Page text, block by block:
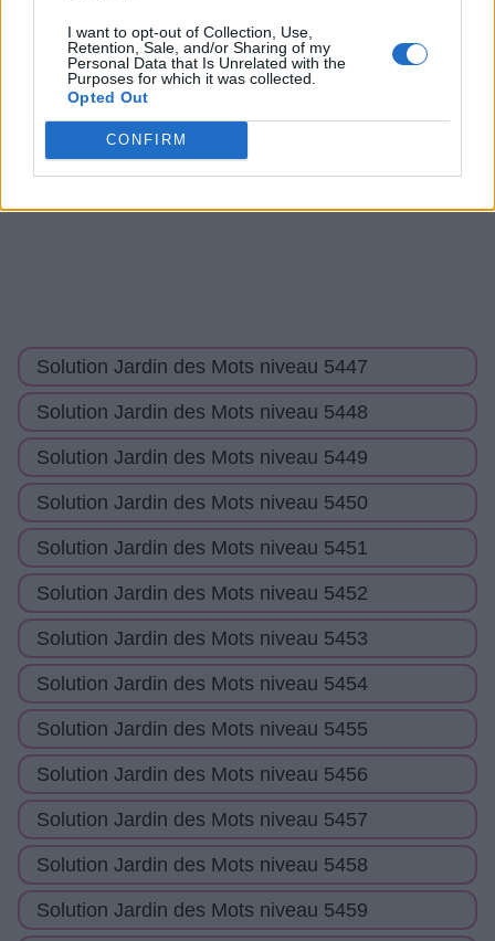
I want to opt-out of Collection, Use,
Retention, Sale, and/or Sharing of my
Personal Data that Is Unrelated with the
Purposes for which it was collected.
Opted Out
CONFIRM
Solution Jardin des Mots niveau 5447
Solution Jardin des Mots niveau 5448
Solution Jardin des Mots niveau 5449
Solution Jardin des Mots niveau 5450
Solution Jardin des Mots niveau 5451
Solution Jardin des Mots niveau 5452
Solution Jardin des Mots niveau 5453
Solution Jardin des Mots niveau 5454
Solution Jardin des Mots niveau 5455
Solution Jardin des Mots niveau 5456
Solution Jardin des Mots niveau 5457
Solution Jardin des Mots niveau 5458
Solution Jardin des Mots niveau 5459